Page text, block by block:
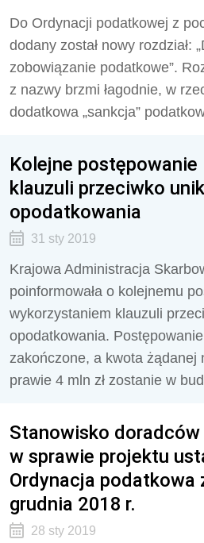
Do Ordynacji podatkowej z
dodany został nowy rozdział:
zobowiązanie podatkowe”.
z nazwy brzmi łagodnie, w
dodatkowa „sankcja”
Kolejne postępowanie
klauzuli przeciwko
opodatkowania
31 sty 2019
Krajowa Administracja
poinformowała o kolejnemu
wykorzystaniem klauzuli
opodatkowania.
zakończone, a kwota żądanej
prawie 4 mln zł zostanie w
Stanowisko
w sprawie projektu
Ordynacja podatkowa
grudnia 2018 r.
28 sty 2019